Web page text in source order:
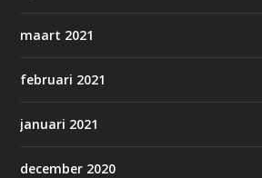
maart 2021
februari 2021
januari 2021
december 2020